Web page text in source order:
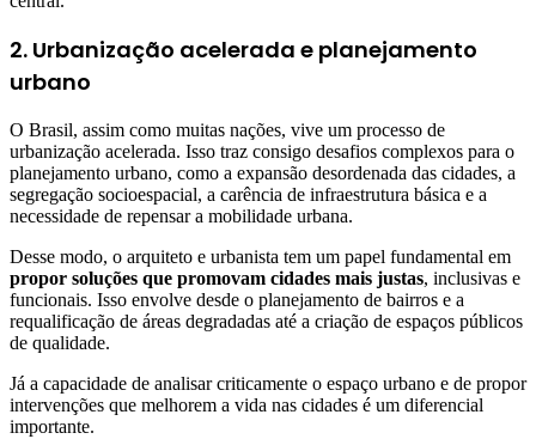
2. Urbanização acelerada e planejamento
urbano
O Brasil, assim como muitas nações, vive um processo de
urbanização acelerada. Isso traz consigo desafios complexos para o
planejamento urbano, como a expansão desordenada das cidades, a
segregação socioespacial, a carência de infraestrutura básica e a
necessidade de repensar a mobilidade urbana.
Desse modo, o arquiteto e urbanista tem um papel fundamental em
propor soluções que promovam cidades mais justas, inclusivas e
funcionais. Isso envolve desde o planejamento de bairros e a
requalificação de áreas degradadas até a criação de espaços públicos
de qualidade.
Já a capacidade de analisar criticamente o espaço urbano e de propor
intervenções que melhorem a vida nas cidades é um diferencial
importante.